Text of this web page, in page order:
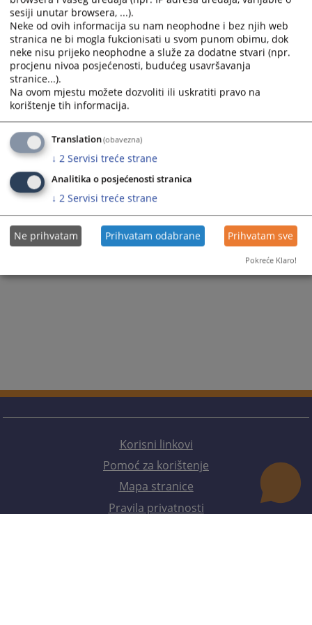
Korisni linkovi
Pomoć za korištenje
Mapa stranice
Pravila privatnosti
sesiji unutar browsera, ...).
Neke od ovih informacija su nam neophodne i bez njih web
stranica ne bi mogla fukcionisati u svom punom obimu, dok
neke nisu prijeko neophodne a služe za dodatne stvari (npr.
procjenu nivoa posjećenosti, budućeg usavršavanja
stranice...).
Na ovom mjestu možete dozvoliti ili uskratiti pravo na
korištenje tih informacija.
Translation(obavezna)
↓ 2 Servisi treće strane
Analitika o posjećenosti stranica
↓ 2 Servisi treće strane
Ne prihvatam Prihvatam odabrane Prihvatam sve
Pokreće Klaro!